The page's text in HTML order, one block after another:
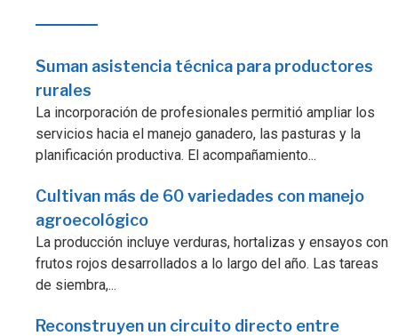
Suman asistencia técnica para productores
rurales
La incorporación de profesionales permitió ampliar los
servicios hacia el manejo ganadero, las pasturas y la
planificación productiva. El acompañamiento...
Cultivan más de 60 variedades con manejo
agroecológico
La producción incluye verduras, hortalizas y ensayos con
frutos rojos desarrollados a lo largo del año. Las tareas
de siembra,...
Reconstruyen un circuito directo entre